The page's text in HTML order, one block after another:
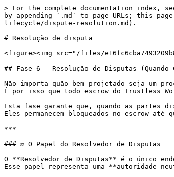
> For the complete documentation index,
by appending `.md` to page URLs; this
lifecycle/dispute-resolution.md).
# Resolução de disputa
<figure><img src="/files/
## Fase 6 — Resolução de Disputas (Quando
Não importa quão bem projetado seja um
É por isso que todo escrow do Trustless
Esta fase garante que, quando as partes
Eles permanecem bloqueados no escrow
***
### ⚖️ O Papel do Resolvedor de Disputas
O **Resolvedor de Disputas** é o único
Esse papel representa uma **autoridade